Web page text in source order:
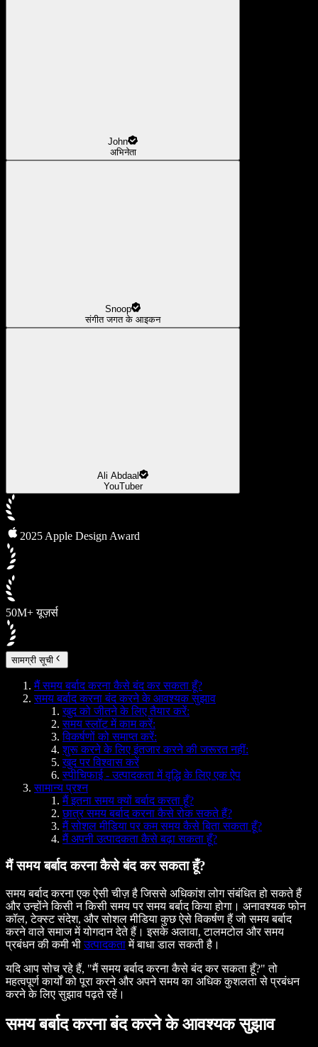
John
अभिनेता
Snoop
संगीत जगत के आइकन
Ali Abdaal
YouTuber
2025 Apple Design Award
50M+ यूज़र्स
सामग्री सूची
मैं समय बर्बाद करना कैसे बंद कर सकता हूँ?
समय बर्बाद करना बंद करने के आवश्यक सुझाव
खुद को जीतने के लिए तैयार करें:
समय स्लॉट में काम करें:
विकर्षणों को समाप्त करें:
शुरू करने के लिए इंतजार करने की जरूरत नहीं:
खुद पर विश्वास करें
स्पीचिफाई - उत्पादकता में वृद्धि के लिए एक ऐप
सामान्य प्रश्न
मैं इतना समय क्यों बर्बाद करता हूँ?
छात्र समय बर्बाद करना कैसे रोक सकते हैं?
मैं सोशल मीडिया पर कम समय कैसे बिता सकता हूँ?
मैं अपनी उत्पादकता कैसे बढ़ा सकता हूँ?
मैं समय बर्बाद करना कैसे बंद कर सकता हूँ?
समय बर्बाद करना एक ऐसी चीज़ है जिससे अधिकांश लोग संबंधित हो सकते हैं
और उन्होंने किसी न किसी समय पर समय बर्बाद किया होगा। अनावश्यक फोन
कॉल, टेक्स्ट संदेश, और सोशल मीडिया कुछ ऐसे विकर्षण हैं जो समय बर्बाद
करने वाले समाज में योगदान देते हैं। इसके अलावा, टालमटोल और समय
प्रबंधन की कमी भीउत्पादकतामें बाधा डाल सकती है।
यदि आप सोच रहे हैं, "मैं समय बर्बाद करना कैसे बंद कर सकता हूँ?" तो
महत्वपूर्ण कार्यों को पूरा करने और अपने समय का अधिक कुशलता से प्रबंधन
करने के लिए सुझाव पढ़ते रहें।
समय बर्बाद करना बंद करने के आवश्यक सुझाव